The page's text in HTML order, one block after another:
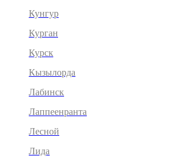
Кунгур
Курган
Курск
Кызылорда
Лабинск
Лаппеенранта
Лесной
Лида